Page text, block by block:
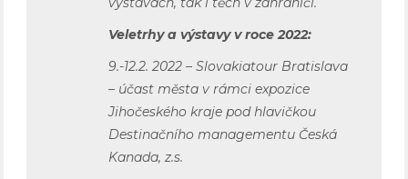
Veletrhy a výstavy v roce 2022:
9.-12.2. 2022 – Slovakiatour Bratislava
– účast města v rámci expozice
Jihočeského kraje pod hlavičkou
Destinačního managementu Česká
Kanada, z.s.